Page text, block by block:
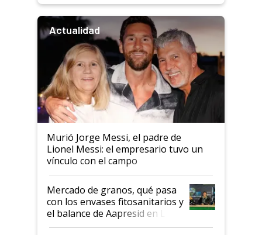
Actualidad
Murió Jorge Messi, el padre de
Lionel Messi: el empresario tuvo un
vínculo con el campo
Mercado de granos, qué pasa
con los envases fitosanitarios y
el balance de Aapresid en La
Posta